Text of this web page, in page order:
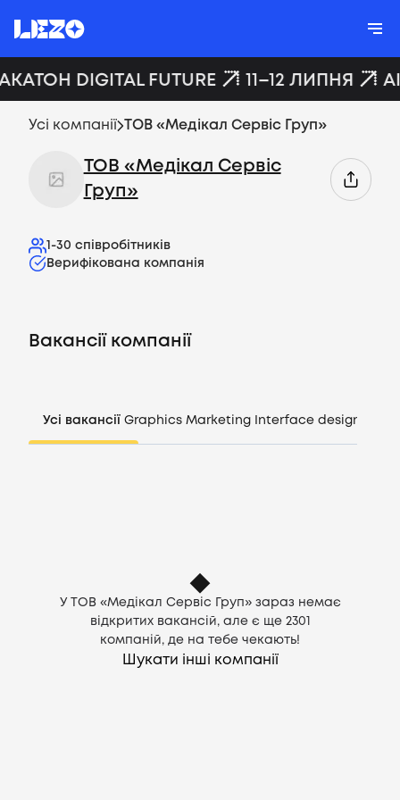
Компанії
DIGITAL FUTURE 11–12 ЛИПНЯ
Усі компанії ТОВ «Медікал Сервіс Груп»
ТОВ «Медікал Сервіс
Груп»
1-30 співробітників
Верифікована компанія
Вакансії компанії
Усі вакансії Graphics Marketing Interface design
У ТОВ «Медікал Сервіс Груп» зараз немає
відкритих вакансій, але є ще 2301
компаній, де на тебе чекають!
Шукати інші компанії